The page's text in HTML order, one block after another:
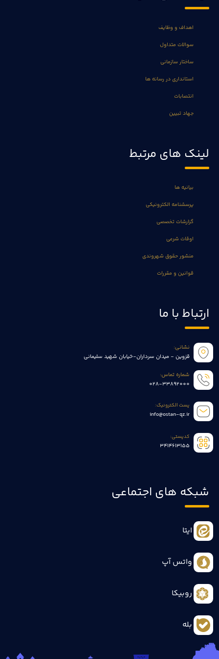
اهداف و وظایف
سوالات متداول
ساختار سازمانی
استانداری در رسانه ها
انتصابات
جهاد تبیین
لینک های مرتبط
بیانیه ها
پرسشنامه الکترونیکی
گزارشات تخصصی
اوقات شرعی
منشور حقوق شهروندی
قوانین و مقررات
ارتباط با ما
نشانی:
قزوین - میدان سرداران-خیابان شهید سلیمانی
شماره تماس:
028-33892000
پست الکترونیک:
info@ostan-qz.ir
کدپستی:
3414613155
شبکه های اجتماعی
ایتا
واتس آپ
روبیکا
بله